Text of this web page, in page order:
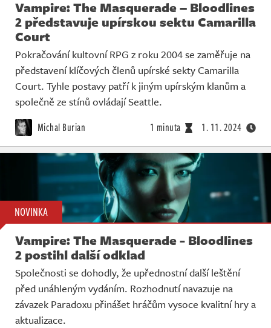
Vampire: The Masquerade – Bloodlines
2 představuje upírskou sektu Camarilla
Court
Pokračování kultovní RPG z roku 2004 se zaměřuje na
představení klíčových členů upírské sekty Camarilla
Court. Tyhle postavy patří k jiným upírským klanům a
společně ze stínů ovládají Seattle.
Michal Burian 1 minuta 1. 11. 2024
NOVINKA
Vampire: The Masquerade - Bloodlines
2 postihl další odklad
Společnosti se dohodly, že upřednostní další leštění
před unáhleným vydáním. Rozhodnutí navazuje na
závazek Paradoxu přinášet hráčům vysoce kvalitní hry a
aktualizace.